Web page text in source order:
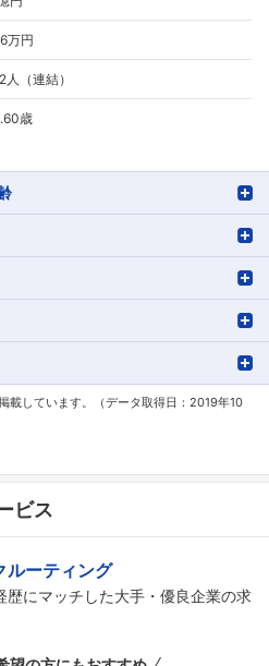
万円
人（連結）
歳
載しています。（データ取得日：2019年10
ビス
ルーティング
歴にマッチした大手・優良企業の求